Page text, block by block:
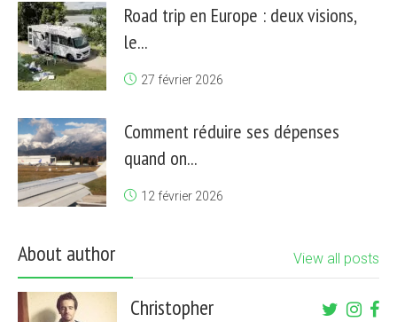
Road trip en Europe : deux visions,
le...
27 février 2026
Comment réduire ses dépenses
quand on...
12 février 2026
About author View all posts
Christopher